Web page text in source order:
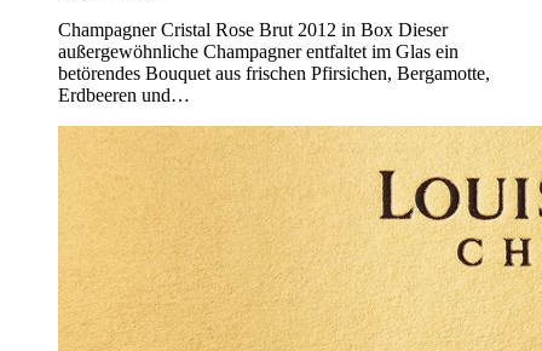
Champagner Cristal Rose Brut 2012 in Box Dieser
außergewöhnliche Champagner entfaltet im Glas ein
betörendes Bouquet aus frischen Pfirsichen, Bergamotte,
Erdbeeren und…